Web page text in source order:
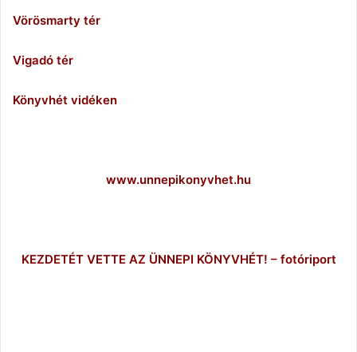
Vörösmarty tér
Vigadó tér
Könyvhét vidéken
www.unnepikonyvhet.hu
KEZDETÉT VETTE AZ ÜNNEPI KÖNYVHÉT! – fotóriport